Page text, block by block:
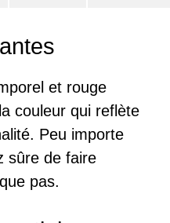
et rouge
couleur qui reflète
Peu importe
sûre de faire
pas.